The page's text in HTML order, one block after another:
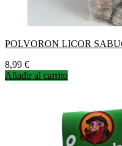
POLVORON LICOR
Precio
8,99 €
Añadir al carrito